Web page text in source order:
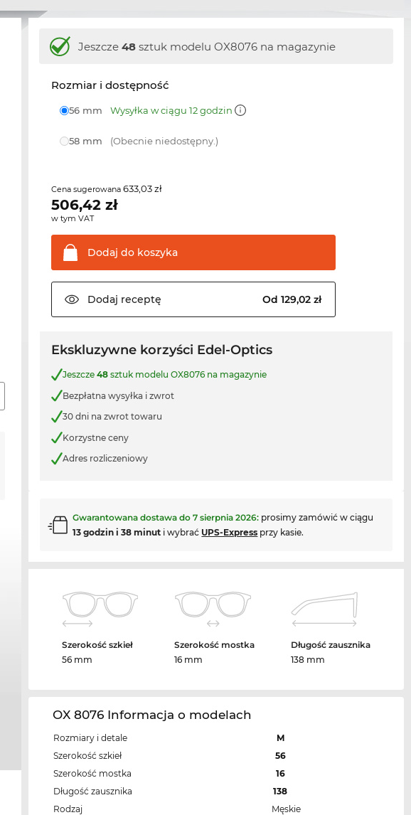
Jeszcze48 sztuk modelu OX8076 na magazynie
Rozmiar i dostępność
56 mm Wysyłka w ciągu 12 godzin
58 mm (Obecnie niedostępny.)
Cena sugerowana633,03 zł
506,42 zł
w tym VAT
Dodaj do koszyka
Dodaj receptę Od 129,02 zł
Ekskluzywne korzyści Edel-Optics
Jeszcze48 sztuk modelu OX8076 na magazynie
Bezpłatna wysyłka i zwrot
30 dni na zwrot towaru
Korzystne ceny
Adres rozliczeniowy
Gwarantowana dostawa do7 sierpnia 2026: prosimy zamówić w ciągu
13 godzin i 38 minut i wybrać UPS-Express przy kasie.
Szerokość szkieł
56 mm
Szerokość mostka
16 mm
Długość zausznika
138 mm
OX 8076 Informacja o modelach
Rozmiary i detale
M
Szerokość szkieł
56
Szerokość mostka
16
Długość zausznika
138
Rodzaj
Męskie